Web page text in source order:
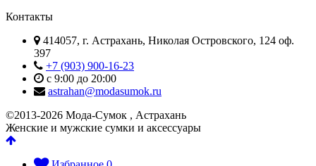
Контакты
414057, г. Астрахань, Николая Островского, 124 оф.
397
+7 (903) 900-16-23
с 9:00 до 20:00
astrahan@modasumok.ru
©2013-2026 Мода-Сумок , Астрахань
Женские и мужские сумки и аксессуары